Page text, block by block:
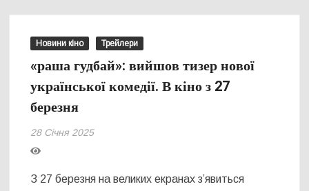
Новини кіно Трейлери
«раша гудбай»: вийшов тизер нової
української комедії. В кіно з 27
березня
28 Січня 2025
З 27 березня на великих екранах з’явиться